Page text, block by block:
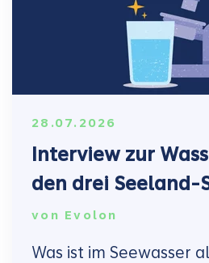
28.07.2026
Interview zur
den drei Seeland-
von Evolon
Was ist im Seewasser